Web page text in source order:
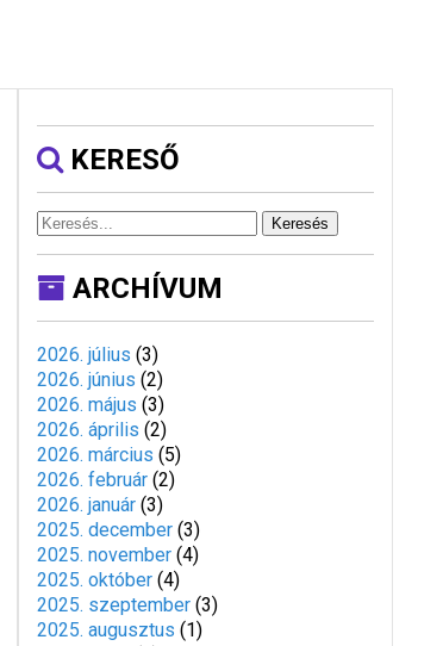
KERESŐ
Keresés
ARCHÍVUM
2026. július (3)
2026. június (2)
2026. május (3)
2026. április (2)
2026. március (5)
2026. február (2)
2026. január (3)
2025. december (3)
2025. november (4)
2025. október (4)
2025. szeptember (3)
2025. augusztus (1)